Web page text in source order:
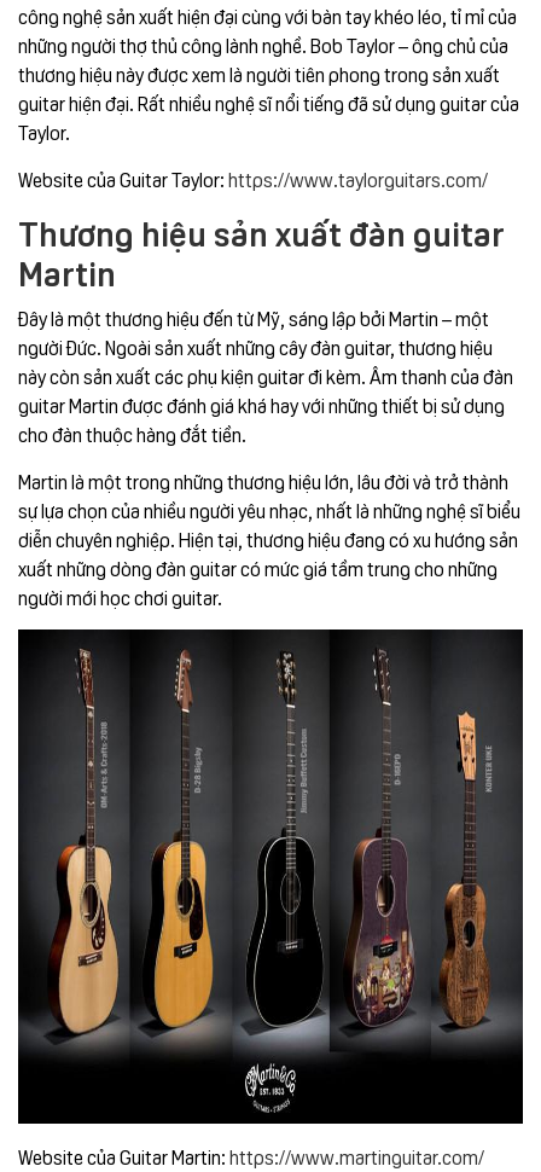
công nghệ sản xuất hiện đại cùng với bàn tay khéo léo, tỉ mỉ của
những người thợ thủ công lành nghề. Bob Taylor – ông chủ của
thương hiệu này được xem là người tiên phong trong sản xuất
guitar hiện đại. Rất nhiều nghệ sĩ nổi tiếng đã sử dụng guitar của
Taylor.
Website của Guitar Taylor:https://www.taylorguitars.com/
Thương hiệu sản xuất đàn guitar
Martin
Đây là một thương hiệu đến từ Mỹ, sáng lập bởi Martin – một
người Đức. Ngoài sản xuất những cây đàn guitar, thương hiệu
này còn sản xuất các phụ kiện guitar đi kèm. Âm thanh của đàn
guitar Martin được đánh giá khá hay với những thiết bị sử dụng
cho đàn thuộc hàng đắt tiền.
Martin là một trong những thương hiệu lớn, lâu đời và trở thành
sự lựa chọn của nhiều người yêu nhạc, nhất là những nghệ sĩ biểu
diễn chuyên nghiệp. Hiện tại, thương hiệu đang có xu hướng sản
xuất những dòng đàn guitar có mức giá tầm trung cho những
người mới học chơi guitar.
Website của Guitar Martin:https://www.martinguitar.com/